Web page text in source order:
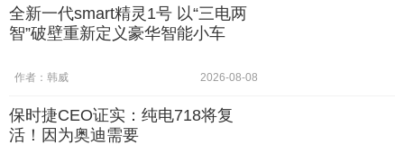
全新一代smart精灵1号 以“三电两
智”破壁重新定义豪华智能小车
作者：韩威 2026-08-08
保时捷CEO证实：纯电718将复
活！因为奥迪需要